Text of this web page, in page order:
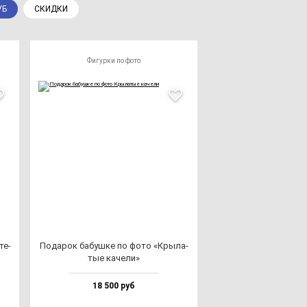
СКИДКИ
Фигурки по фото
Пода­рок ба­буш­ке по фо­то «Кры­ла­
тые ка­че­ли»
18 500 руб